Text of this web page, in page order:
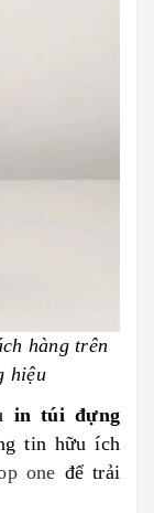
hàng trên
hiệu
in túi đựng
tin hữu ích
one để trải